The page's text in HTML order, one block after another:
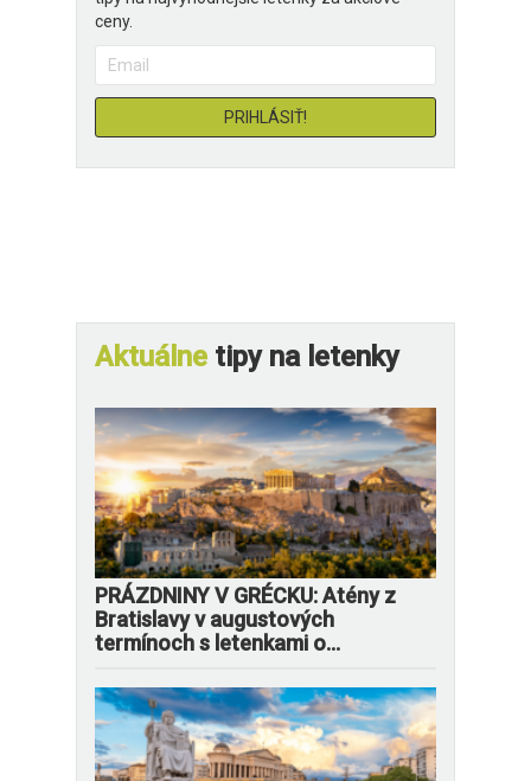
ceny.
Aktuálne tipy na letenky
PRÁZDNINY V GRÉCKU: Atény z
Bratislavy v augustových
termínoch s letenkami o...